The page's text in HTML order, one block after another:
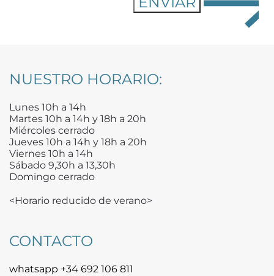
NUESTRO HORARIO:
Lunes 10h a 14h
Martes 10h a 14h y 18h a 20h
Miércoles cerrado
Jueves 10h a 14h y 18h a 20h
Viernes 10h a 14h
Sábado 9,30h a 13,30h
Domingo cerrado
<Horario reducido de verano>
CONTACTO
whatsapp +34 692 106 811